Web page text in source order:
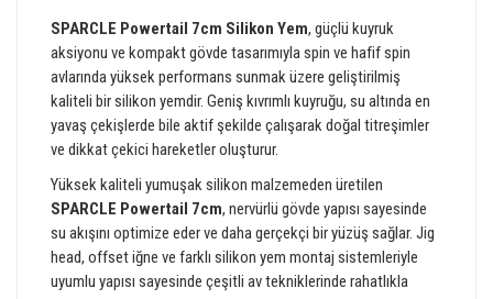
SPARCLE Powertail 7cm Silikon Yem, güçlü kuyruk
aksiyonu ve kompakt gövde tasarımıyla spin ve hafif spin
avlarında yüksek performans sunmak üzere geliştirilmiş
kaliteli bir silikon yemdir. Geniş kıvrımlı kuyruğu, su altında en
yavaş çekişlerde bile aktif şekilde çalışarak doğal titreşimler
ve dikkat çekici hareketler oluşturur.
Yüksek kaliteli yumuşak silikon malzemeden üretilen
SPARCLE Powertail 7cm, nervürlü gövde yapısı sayesinde
su akışını optimize eder ve daha gerçekçi bir yüzüş sağlar. Jig
head, offset iğne ve farklı silikon yem montaj sistemleriyle
uyumlu yapısı sayesinde çeşitli av tekniklerinde rahatlıkla